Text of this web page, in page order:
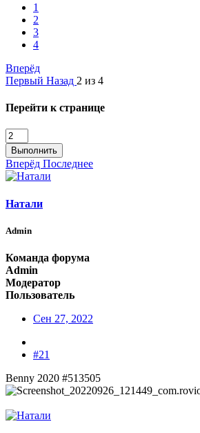
1
2
3
4
Вперёд
Первый Назад 2 из 4
Перейти к странице
Выполнить
Вперёд Последнее
Натали
Admin
Команда форума
Admin
Модератор
Пользователь
Сен 27, 2022
#21
Benny 2020 #513505